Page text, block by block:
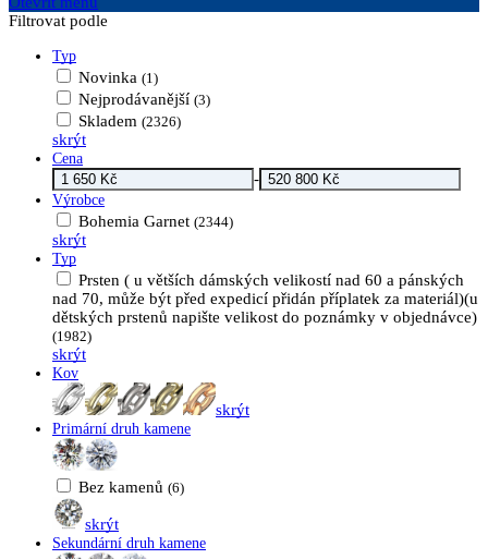
Filtrovat podle
Typ
Novinka (1)
Nejprodávanější (3)
Skladem (2326)
skrýt
Cena
-
Výrobce
Bohemia Garnet (2344)
skrýt
Typ
Prsten ( u větších dámských velikostí nad 60 a pánských
nad 70, může být před expedicí přidán příplatek za materiál)(u
dětských prstenů napište velikost do poznámky v objednávce)
(1982)
skrýt
Kov
skrýt
Primární druh kamene
Bez kamenů (6)
skrýt
Sekundární druh kamene